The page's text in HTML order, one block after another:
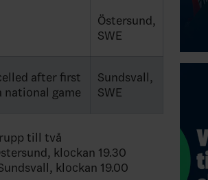
Östersund,
SWE
after first
national game
Sundsvall,
SWE
till två
klockan 19.30
klockan 19.00